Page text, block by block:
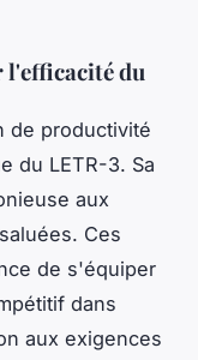
l'efficacité du
de productivité
du LETR-3. Sa
aux
Ces
de s'équiper
dans
aux exigences